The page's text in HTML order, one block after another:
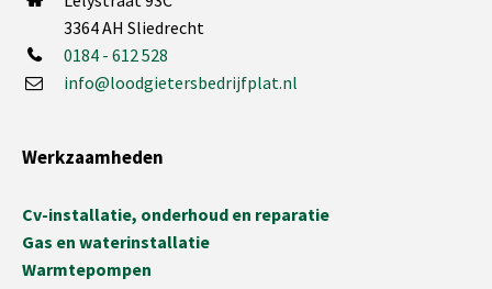
3364 AH Sliedrecht
0184 - 612 528
info@loodgietersbedrijfplat.nl
Werkzaamheden
Cv-installatie, onderhoud en reparatie
Gas en waterinstallatie
Warmtepompen